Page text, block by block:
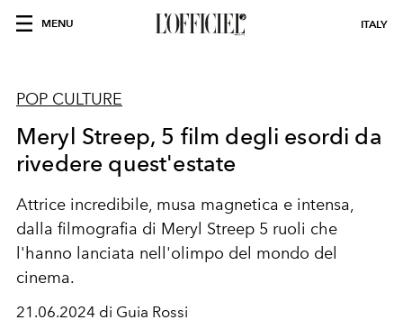
MENU ITALY
POP CULTURE
Meryl Streep, 5 film degli esordi da
rivedere quest'estate
Attrice incredibile, musa magnetica e intensa,
dalla filmografia di Meryl Streep 5 ruoli che
l'hanno lanciata nell'olimpo del mondo del
cinema.
21.06.2024 di Guia Rossi